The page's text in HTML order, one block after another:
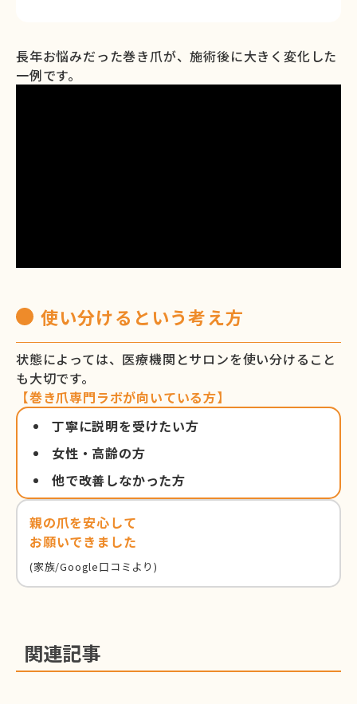
長年お悩みだった巻き爪が、施術後に大きく変化した
一例です。
使い分けるという考え方
状態によっては、医療機関とサロンを使い分けること
も大切です。
【巻き爪専門ラボが向いている方】
丁寧に説明を受けたい方
女性・高齢の方
他で改善しなかった方
親の爪を安心して
お願いできました
(家族/Google口コミより)
関連記事